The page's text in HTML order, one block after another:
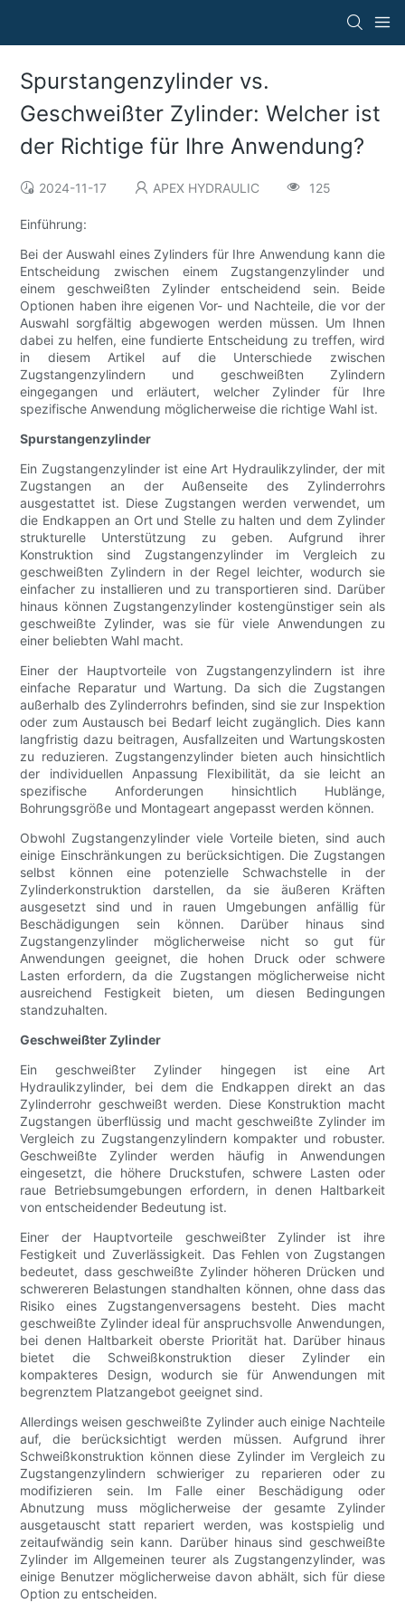
Spurstangenzylinder vs.
Geschweißter Zylinder: Welcher ist
der Richtige für Ihre Anwendung?
2024-11-17 APEX HYDRAULIC 125
Einführung:
Bei der Auswahl eines Zylinders für Ihre Anwendung kann die
Entscheidung zwischen einem Zugstangenzylinder und
einem geschweißten Zylinder entscheidend sein. Beide
Optionen haben ihre eigenen Vor- und Nachteile, die vor der
Auswahl sorgfältig abgewogen werden müssen. Um Ihnen
dabei zu helfen, eine fundierte Entscheidung zu treffen, wird
in diesem Artikel auf die Unterschiede zwischen
Zugstangenzylindern und geschweißten Zylindern
eingegangen und erläutert, welcher Zylinder für Ihre
spezifische Anwendung möglicherweise die richtige Wahl ist.
Spurstangenzylinder
Ein Zugstangenzylinder ist eine Art Hydraulikzylinder, der mit
Zugstangen an der Außenseite des Zylinderrohrs
ausgestattet ist. Diese Zugstangen werden verwendet, um
die Endkappen an Ort und Stelle zu halten und dem Zylinder
strukturelle Unterstützung zu geben. Aufgrund ihrer
Konstruktion sind Zugstangenzylinder im Vergleich zu
geschweißten Zylindern in der Regel leichter, wodurch sie
einfacher zu installieren und zu transportieren sind. Darüber
hinaus können Zugstangenzylinder kostengünstiger sein als
geschweißte Zylinder, was sie für viele Anwendungen zu
einer beliebten Wahl macht.
Einer der Hauptvorteile von Zugstangenzylindern ist ihre
einfache Reparatur und Wartung. Da sich die Zugstangen
außerhalb des Zylinderrohrs befinden, sind sie zur Inspektion
oder zum Austausch bei Bedarf leicht zugänglich. Dies kann
langfristig dazu beitragen, Ausfallzeiten und Wartungskosten
zu reduzieren. Zugstangenzylinder bieten auch hinsichtlich
der individuellen Anpassung Flexibilität, da sie leicht an
spezifische Anforderungen hinsichtlich Hublänge,
Bohrungsgröße und Montageart angepasst werden können.
Obwohl Zugstangenzylinder viele Vorteile bieten, sind auch
einige Einschränkungen zu berücksichtigen. Die Zugstangen
selbst können eine potenzielle Schwachstelle in der
Zylinderkonstruktion darstellen, da sie äußeren Kräften
ausgesetzt sind und in rauen Umgebungen anfällig für
Beschädigungen sein können. Darüber hinaus sind
Zugstangenzylinder möglicherweise nicht so gut für
Anwendungen geeignet, die hohen Druck oder schwere
Lasten erfordern, da die Zugstangen möglicherweise nicht
ausreichend Festigkeit bieten, um diesen Bedingungen
standzuhalten.
Geschweißter Zylinder
Ein geschweißter Zylinder hingegen ist eine Art
Hydraulikzylinder, bei dem die Endkappen direkt an das
Zylinderrohr geschweißt werden. Diese Konstruktion macht
Zugstangen überflüssig und macht geschweißte Zylinder im
Vergleich zu Zugstangenzylindern kompakter und robuster.
Geschweißte Zylinder werden häufig in Anwendungen
eingesetzt, die höhere Druckstufen, schwere Lasten oder
raue Betriebsumgebungen erfordern, in denen Haltbarkeit
von entscheidender Bedeutung ist.
Einer der Hauptvorteile geschweißter Zylinder ist ihre
Festigkeit und Zuverlässigkeit. Das Fehlen von Zugstangen
bedeutet, dass geschweißte Zylinder höheren Drücken und
schwereren Belastungen standhalten können, ohne dass das
Risiko eines Zugstangenversagens besteht. Dies macht
geschweißte Zylinder ideal für anspruchsvolle Anwendungen,
bei denen Haltbarkeit oberste Priorität hat. Darüber hinaus
bietet die Schweißkonstruktion dieser Zylinder ein
kompakteres Design, wodurch sie für Anwendungen mit
begrenztem Platzangebot geeignet sind.
Allerdings weisen geschweißte Zylinder auch einige Nachteile
auf, die berücksichtigt werden müssen. Aufgrund ihrer
Schweißkonstruktion können diese Zylinder im Vergleich zu
Zugstangenzylindern schwieriger zu reparieren oder zu
modifizieren sein. Im Falle einer Beschädigung oder
Abnutzung muss möglicherweise der gesamte Zylinder
ausgetauscht statt repariert werden, was kostspielig und
zeitaufwändig sein kann. Darüber hinaus sind geschweißte
Zylinder im Allgemeinen teurer als Zugstangenzylinder, was
einige Benutzer möglicherweise davon abhält, sich für diese
Option zu entscheiden.